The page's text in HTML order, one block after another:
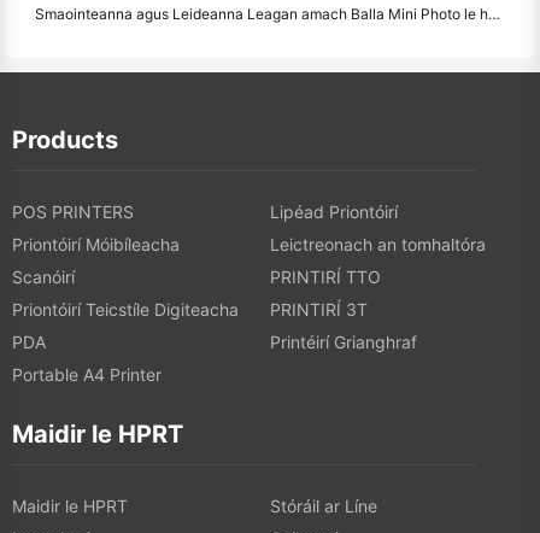
Smaointeanna agus Leideanna Leagan amach Balla Mini Photo le haghaidh maisiú seomra leapa agus dormitory
Products
POS PRINTERS
Lipéad Priontóirí
Priontóirí Móibíleacha
Leictreonach an tomhaltóra
Scanóirí
PRINTIRÍ TTO
Priontóirí Teicstíle Digiteacha
PRINTIRÍ 3T
PDA
Printéirí Grianghraf
Portable A4 Printer
Maidir le HPRT
Maidir le HPRT
Stóráil ar Líne